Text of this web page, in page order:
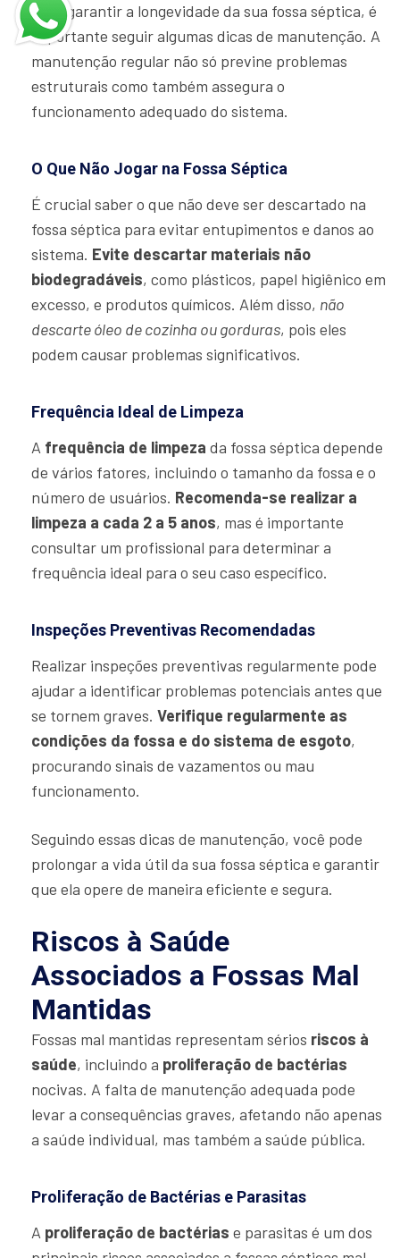
Para garantir a longevidade da sua fossa séptica, é
importante seguir algumas dicas de manutenção. A
manutenção regular não só previne problemas
estruturais como também assegura o
funcionamento adequado do sistema.
O Que Não Jogar na Fossa Séptica
É crucial saber o que não deve ser descartado na
fossa séptica para evitar entupimentos e danos ao
sistema. Evite descartar materiais não
biodegradáveis, como plásticos, papel higiênico em
excesso, e produtos químicos. Além disso, não
descarte óleo de cozinha ou gorduras, pois eles
podem causar problemas significativos.
Frequência Ideal de Limpeza
A frequência de limpeza da fossa séptica depende
de vários fatores, incluindo o tamanho da fossa e o
número de usuários. Recomenda-se realizar a
limpeza a cada 2 a 5 anos, mas é importante
consultar um profissional para determinar a
frequência ideal para o seu caso específico.
Inspeções Preventivas Recomendadas
Realizar inspeções preventivas regularmente pode
ajudar a identificar problemas potenciais antes que
se tornem graves. Verifique regularmente as
condições da fossa e do sistema de esgoto,
procurando sinais de vazamentos ou mau
funcionamento.
Seguindo essas dicas de manutenção, você pode
prolongar a vida útil da sua fossa séptica e garantir
que ela opere de maneira eficiente e segura.
Riscos à Saúde
Associados a Fossas Mal
Mantidas
Fossas mal mantidas representam sérios riscos à
saúde, incluindo a proliferação de bactérias
nocivas. A falta de manutenção adequada pode
levar a consequências graves, afetando não apenas
a saúde individual, mas também a saúde pública.
Proliferação de Bactérias e Parasitas
A proliferação de bactérias e parasitas é um dos